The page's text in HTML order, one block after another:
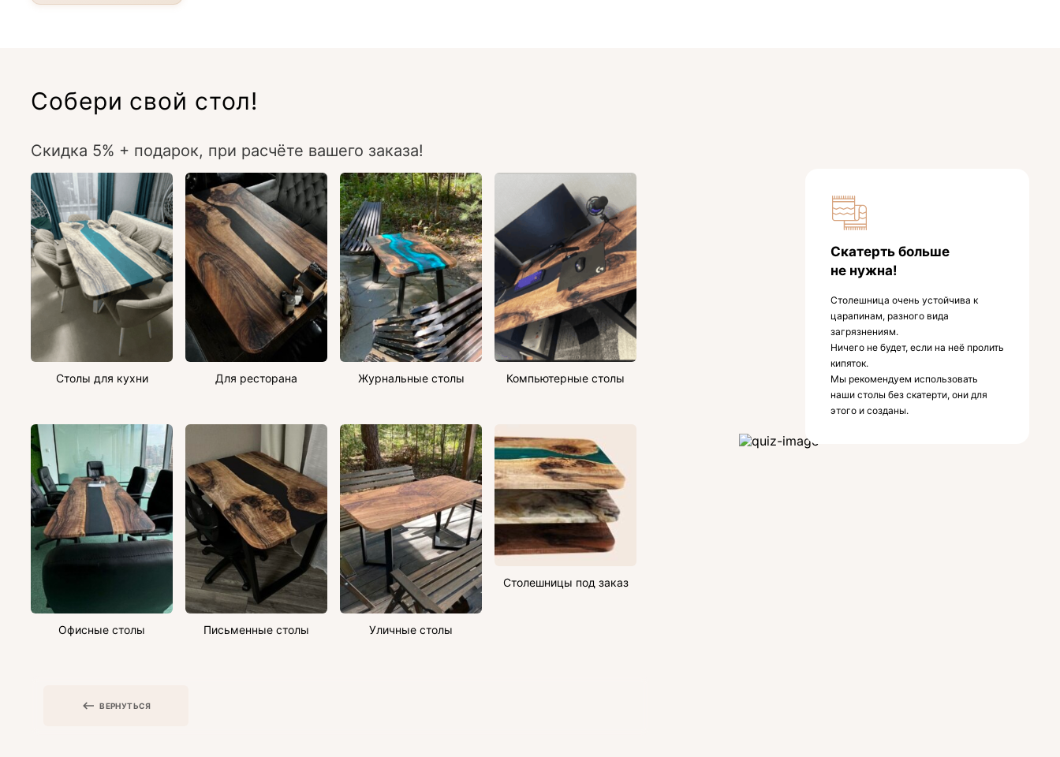
Собери свой стол!
Скидка 5% + подарок, при расчёте вашего заказа!
Столы для кухни Для ресторана Журнальные столы Компьютерные столы
Офисные столы Письменные столы Уличные столы
Столешницы под заказ
ВЕРНУТЬСЯ
Скатерть больше
не нужна!
Столешница очень устойчива к
царапинам, разного вида
загрязнениям.
Ничего не будет, если на неё пролить
кипяток.
Мы рекомендуем использовать
наши столы без скатерти, они для
этого и созданы.